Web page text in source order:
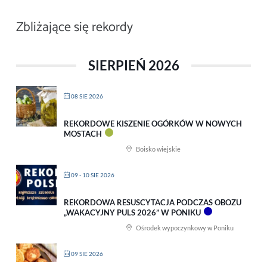
Zbliżające się rekordy
SIERPIEŃ 2026
08 SIE 2026
REKORDOWE KISZENIE OGÓRKÓW W NOWYCH
MOSTACH
Boisko wiejskie
09 - 10 SIE 2026
REKORDOWA RESUSCYTACJA PODCZAS OBOZU
„WAKACYJNY PULS 2026” W PONIKU
Ośrodek wypoczynkowy w Poniku
09 SIE 2026